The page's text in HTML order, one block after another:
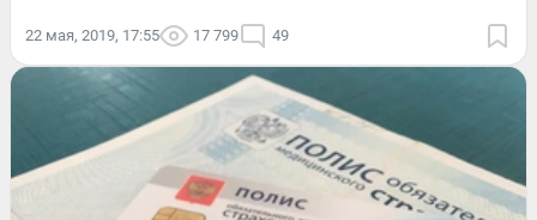
22 мая, 2019, 17:55 17 799 49